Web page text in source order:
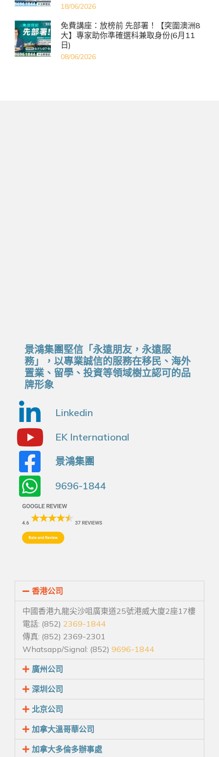
18/06/2026
免費講座：放榜前 先部署！【突圍澳洲8
大】專家助你準確選科兼取身份(6月11
日)
08/06/2026
景鴻集團堅信「永遠朋友，永遠服
務」，以專業誠信的服務在移民、海外
置業、留學、投資等領域樹立認可的品
牌形象
Linkedin
EK International
景鴻集團
9696-1844
香港公司
中國香港九龍尖沙咀廣東道25號港威大廈2座17樓
電話: (852) 2369-1844
傳真: (852) 2369-2301
Whatsapp/Signal: (852) 9696-1844
廣州公司
深圳公司
北京公司
加拿大溫哥華公司
加拿大多倫多辦事處